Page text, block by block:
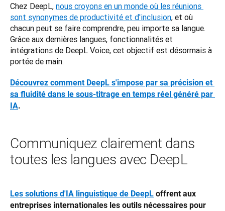
Chez DeepL, nous croyons en un monde où les réunions
sont synonymes de productivité et d'inclusion, et où
chacun peut se faire comprendre, peu importe sa langue.
Grâce aux dernières langues, fonctionnalités et
intégrations de DeepL Voice, cet objectif est désormais à
portée de main.
Découvrez comment DeepL s'impose par sa précision et
sa fluidité dans le sous-titrage en temps réel généré par
IA.
Communiquez clairement dans
toutes les langues avec DeepL
Les solutions d'IA linguistique de DeepL offrent aux
entreprises internationales les outils nécessaires pour